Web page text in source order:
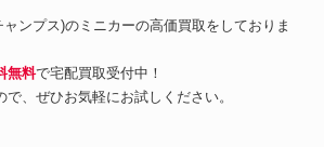
ンプス)のミニカーの高価買取をしておりま
無料で宅配買取受付中！
、ぜひお気軽にお試しください。